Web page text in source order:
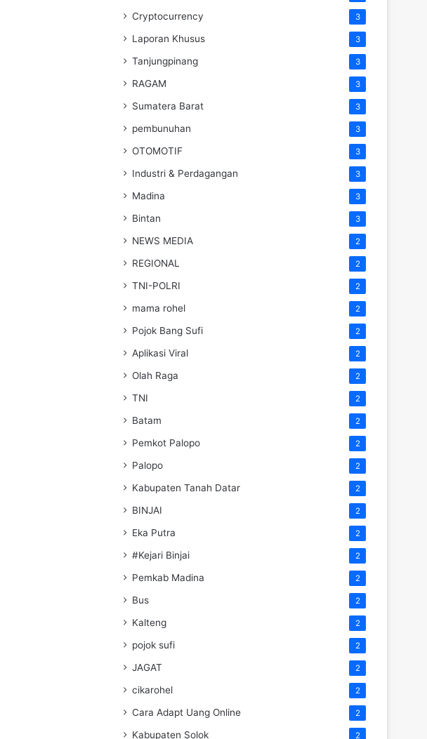
Cryptocurrency 3
Laporan Khusus 3
Tanjungpinang 3
RAGAM 3
Sumatera Barat 3
pembunuhan 3
OTOMOTIF 3
Industri & Perdagangan 3
Madina 3
Bintan 3
NEWS MEDIA 2
REGIONAL 2
TNI-POLRI 2
mama rohel 2
Pojok Bang Sufi 2
Aplikasi Viral 2
Olah Raga 2
TNI 2
Batam 2
Pemkot Palopo 2
Palopo 2
Kabupaten Tanah Datar 2
BINJAI 2
Eka Putra 2
#Kejari Binjai 2
Pemkab Madina 2
Bus 2
Kalteng 2
pojok sufi 2
JAGAT 2
cikarohel 2
Cara Adapt Uang Online 2
Kabupaten Solok 2